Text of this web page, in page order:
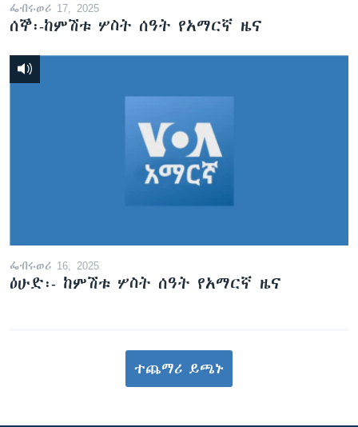
ፌብሩወሪ 17, 2025
ሰኞ፡-ከምሽቱ ሦስት ሰዓት የአማርኛ ዜና
ፌብሩወሪ 16, 2025
ዕሁድ፡- ከምሽቱ ሦስት ሰዓት የአማርኛ ዜና
ተጨማሪ ይጫኑ